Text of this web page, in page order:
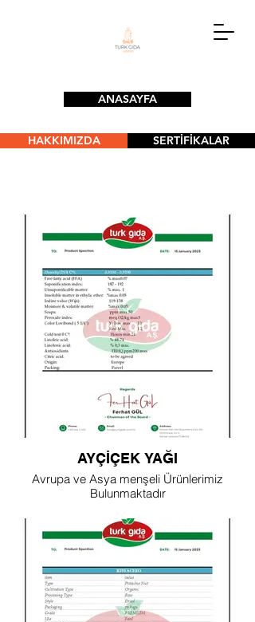
ANASAYFA
HAKKIMIZDA SERTİFİKALAR
AYÇİÇEK YAĞI
Avrupa ve Asya menşeli Ürünlerimiz
Bulunmaktadır